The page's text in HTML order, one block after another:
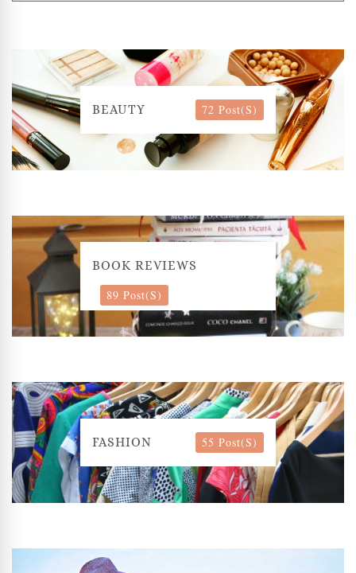
BEAUTY 72 Post(s)
BOOK REVIEWS
89 Post(s)
FASHION 55 Post(s)